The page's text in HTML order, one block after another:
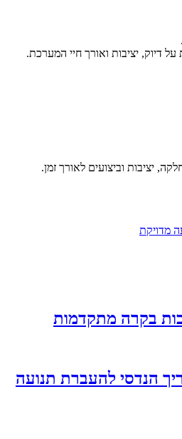
דיוק, יציבות ואורך חיי המערכת.
יציבות וביצועים לאורך זמן.
מדויקת
הנדסי להעברת תנועה